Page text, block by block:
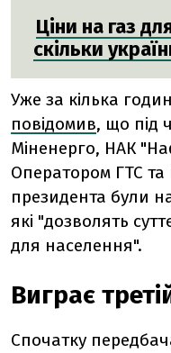
Ціни на газ
скільки
Уже за кілька
повідомив, що під
Міненерго, НАК
Оператором ГТС
президента були
які "дозволять
для населення".
Виграє
Cпочатку